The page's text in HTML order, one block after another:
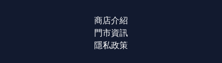
商店介紹
門市資訊
隱私政策